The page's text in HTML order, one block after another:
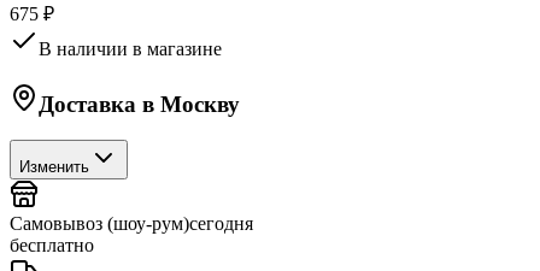
675 ₽
В наличии в магазине
Доставка в Москву
Изменить
Самовывоз (шоу-рум)сегодня
бесплатно